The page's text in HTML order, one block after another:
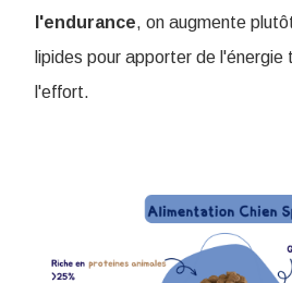
l'endurance, on augmente
lipides pour apporter de l'énergie
l'effort.